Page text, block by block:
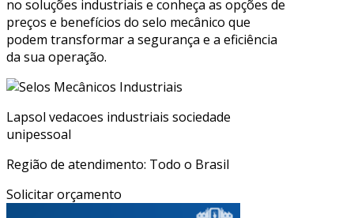
no soluções industriais e conheça as opções de
preços e benefícios do selo mecânico que
podem transformar a segurança e a eficiência
da sua operação.
Lapsol vedacoes industriais sociedade
unipessoal
Região de atendimento: Todo o Brasil
Solicitar orçamento